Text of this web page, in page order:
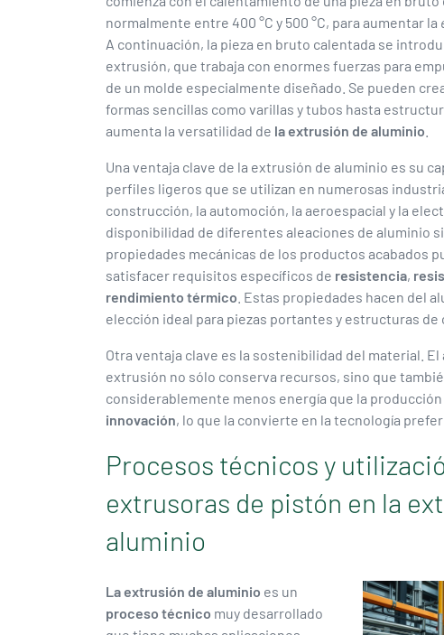
normalmente entre 400 °C y 500 °C, para aumentar la
A continuación, la pieza en bruto calentada se
extrusión, que trabaja con enormes fuerzas para
de un molde especialmente diseñado. Se pueden
formas sencillas como varillas y tubos hasta
aumenta la versatilidad de la extrusión de aluminio
Una ventaja clave de la extrusión de aluminio es su
perfiles ligeros que se utilizan en numerosas
construcción, la automoción, la aeroespacial y la
disponibilidad de diferentes aleaciones de aluminio
propiedades mecánicas de los productos acabados
satisfacer requisitos específicos de resistencia,
rendimiento térmico . Estas propiedades hacen del
elección ideal para piezas portantes y estructuras de
Otra ventaja clave es la sostenibilidad del material.
extrusión no sólo conserva recursos, sino que
considerablemente menos energía que la
innovación, lo que la convierte en la tecnología
Procesos técnicos y
extrusoras de pistón en la
aluminio
La extrusión de aluminio es un
proceso técnico muy desarrollado